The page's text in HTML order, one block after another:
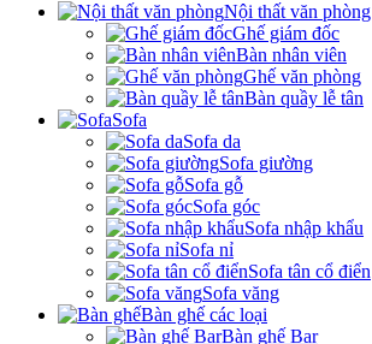
Nội thất văn phòng
Ghế giám đốc
Bàn nhân viên
Ghế văn phòng
Bàn quầy lễ tân
Sofa
Sofa da
Sofa giường
Sofa gỗ
Sofa góc
Sofa nhập khẩu
Sofa nỉ
Sofa tân cổ điển
Sofa văng
Bàn ghế các loại
Bàn ghế Bar